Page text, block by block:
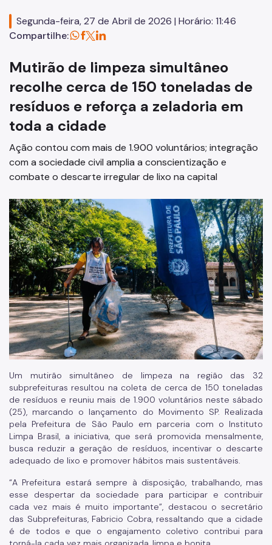
Licitações
Zeladoria Urbana
Termo de Cooperação
Programa de Metas
Notícias
Segunda-feira, 27 de Abril de 2026 | Horário: 11:46
Compartilhe:
Mutirão de limpeza simultâneo
recolhe cerca de 150 toneladas de
resíduos e reforça a zeladoria em
toda a cidade
Ação contou com mais de 1.900 voluntários; integração
com a sociedade civil amplia a conscientização e
combate o descarte irregular de lixo na capital
Um mutirão simultâneo de limpeza na região das 32
subprefeituras resultou na coleta de cerca de 150 toneladas
de resíduos e reuniu mais de 1.900 voluntários neste sábado
(25), marcando o lançamento do Movimento SP. Realizada
pela Prefeitura de São Paulo em parceria com o Instituto
Limpa Brasil, a iniciativa, que será promovida mensalmente,
busca reduzir a geração de resíduos, incentivar o descarte
adequado de lixo e promover hábitos mais sustentáveis.
“A Prefeitura estará sempre à disposição, trabalhando, mas
esse despertar da sociedade para participar e contribuir
cada vez mais é muito importante”, destacou o secretário
das Subprefeituras, Fabricio Cobra, ressaltando que a cidade
é de todos e que o engajamento coletivo contribui para